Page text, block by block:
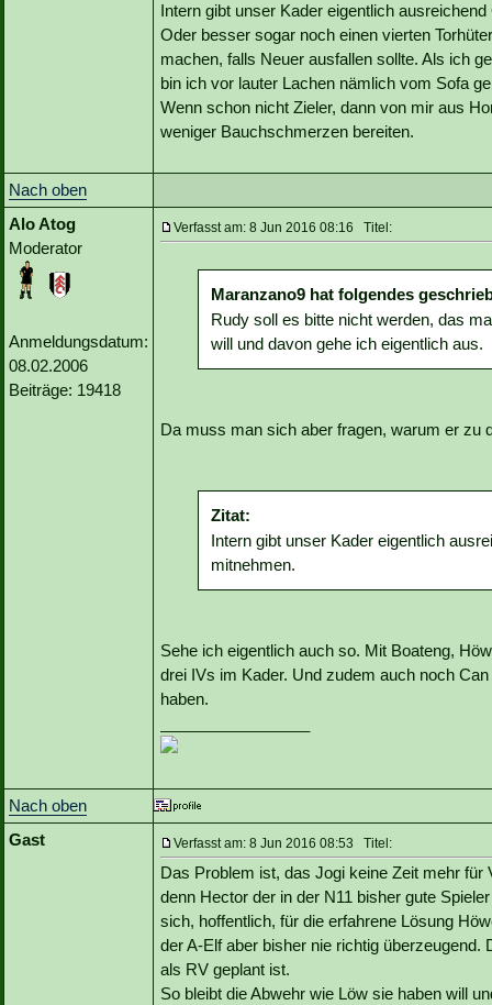
Intern gibt unser Kader eigentlich
Oder besser sogar noch einen vierten
machen, falls Neuer ausfallen sollte. Als ich
bin ich vor lauter Lachen nämlich vom Sofa
Wenn schon nicht Zieler, dann von mir aus
weniger Bauchschmerzen bereiten.
Nach oben
Alo Atog
Moderator
Anmeldungsdatum:
08.02.2006
Beiträge: 19418
Verfasst am: 8 Jun 2016 08:16 Titel:
Maranzano9 hat folgendes
Rudy soll es bitte nicht werden, das
will und davon gehe ich eigentlich aus.
Da muss man sich aber fragen, warum er zu
Zitat:
Intern gibt unser Kader eigentlich
mitnehmen.
Sehe ich eigentlich auch so. Mit Boateng,
drei IVs im Kader. Und zudem auch noch
haben.
Nach oben
Gast
Verfasst am: 8 Jun 2016 08:53 Titel:
Das Problem ist, das Jogi keine Zeit mehr
denn Hector der in der N11 bisher gute
sich, hoffentlich, für die erfahrene Lösung
der A-Elf aber bisher nie richtig
als RV geplant ist.
So bleibt die Abwehr wie Löw sie haben will